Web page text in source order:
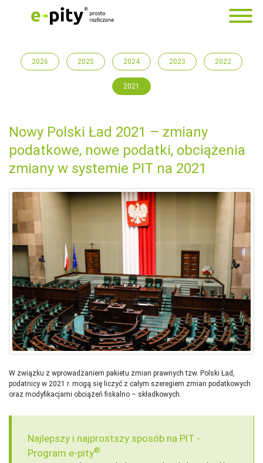
2026 2025 2024 2023 2022
2021
Nowy Polski Ład 2021 – zmiany
podatkowe, nowe podatki, obciążenia
zmiany w systemie PIT na 2021
W związku z wprowadzaniem pakietu zmian prawnych tzw. Polski Ład,
podatnicy w 2021 r. mogą się liczyć z całym szeregiem zmian podatkowych
oraz modyfikacjami obciążeń fiskalno – składkowych.
Najlepszy i najprostszy sposób na PIT -
Program e-pity®